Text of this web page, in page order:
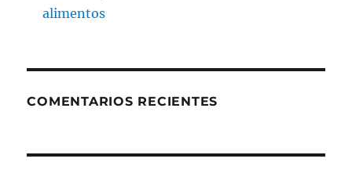
alimentos
COMENTARIOS RECIENTES